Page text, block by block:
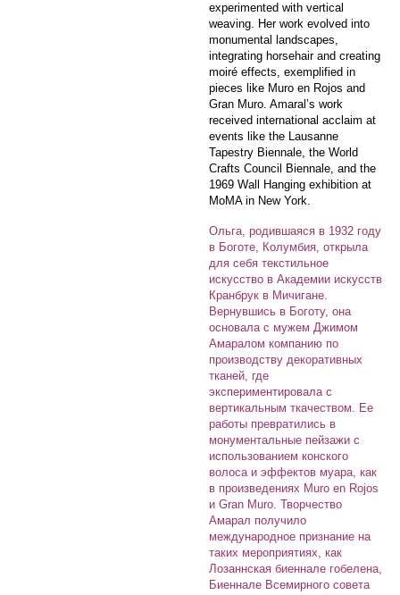
experimented with vertical
weaving. Her work evolved into
monumental landscapes,
integrating horsehair and creating
moiré effects, exemplified in
pieces like Muro en Rojos and
Gran Muro. Amaral’s work
received international acclaim at
events like the Lausanne
Tapestry Biennale, the World
Crafts Council Biennale, and the
1969 Wall Hanging exhibition at
MoMA in New York.
Ольга, родившаяся в 1932 году
в Боготе, Колумбия, открыла
для себя текстильное
искусство в Академии искусств
Кранбрук в Мичигане.
Вернувшись в Боготу, она
основала с мужем Джимом
Амаралом компанию по
производству декоративных
тканей, где
экспериментировала с
вертикальным ткачеством. Ее
работы превратились в
монументальные пейзажи с
использованием конского
волоса и эффектов муара, как
в произведениях Muro en Rojos
и Gran Muro. Творчество
Амарал получило
международное признание на
таких мероприятиях, как
Лозаннская биеннале гобелена,
Биеннале Всемирного совета